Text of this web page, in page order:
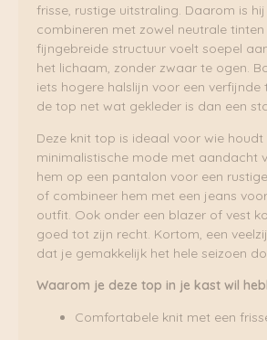
frisse, rustige uitstraling. Daarom is
combineren met zowel neutrale tinten
fijngebreide structuur voelt soepel
het lichaam, zonder zwaar te ogen.
iets hogere halslijn voor een
de top net wat gekleder is dan een
Deze knit top is ideaal voor wie houdt
minimalistische mode met aandacht
hem op een pantalon voor een
of combineer hem met een jeans
outfit. Ook onder een blazer of vest
goed tot zijn recht. Kortom, een
dat je gemakkelijk het hele seizoen
Waarom je deze top in je kast wil
Comfortabele knit met een